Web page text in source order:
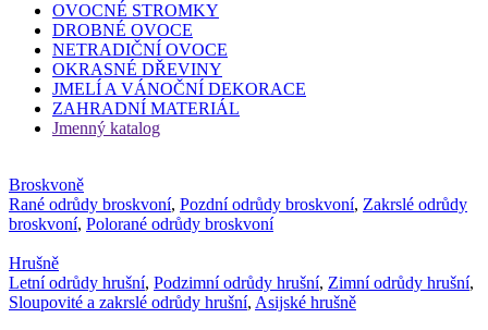
OVOCNÉ STROMKY
DROBNÉ OVOCE
NETRADIČNÍ OVOCE
OKRASNÉ DŘEVINY
JMELÍ A VÁNOČNÍ DEKORACE
ZAHRADNÍ MATERIÁL
Jmenný katalog
Broskvoně
Rané odrůdy broskvoní, Pozdní odrůdy broskvoní, Zakrslé odrůdy
broskvoní, Polorané odrůdy broskvoní
Hrušně
Letní odrůdy hrušní, Podzimní odrůdy hrušní, Zimní odrůdy hrušní,
Sloupovité a zakrslé odrůdy hrušní, Asijské hrušně